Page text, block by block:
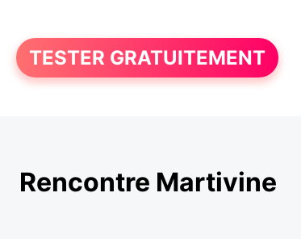
TESTER GRATUITEMENT
Rencontre Martivine